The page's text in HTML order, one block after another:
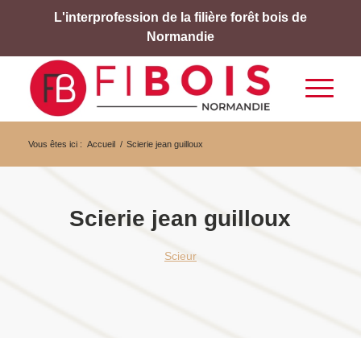
L'interprofession de la filière forêt bois de
Normandie
Vous êtes ici : Accueil / Scierie jean guilloux
Scierie jean guilloux
Scieur